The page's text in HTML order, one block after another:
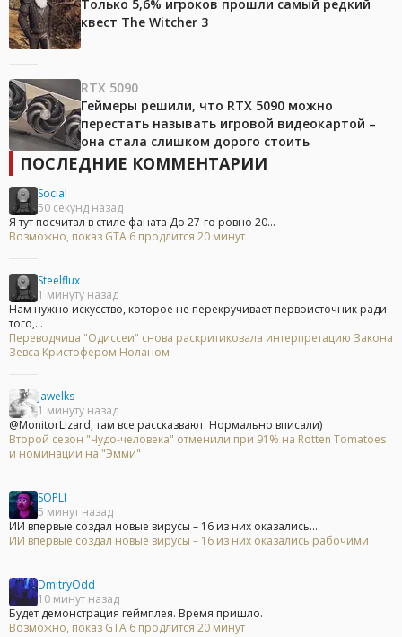
Только 5,6% игроков прошли самый редкий
квест The Witcher 3
RTX 5090
Геймеры решили, что RTX 5090 можно
перестать называть игровой видеокартой –
она стала слишком дорого стоить
ПОСЛЕДНИЕ КОММЕНТАРИИ
Social
50 секунд назад
Я тут посчитал в стиле фаната До 27-го ровно 20...
Возможно, показ GTA 6 продлится 20 минут
Steelflux
1 минуту назад
Нам нужно искусство, которое не перекручивает первоисточник ради
того,...
Переводчица "Одиссеи" снова раскритиковала интерпретацию Закона
Зевса Кристофером Ноланом
Jawelks
1 минуту назад
@MonitorLizard, там все рассказвают. Нормально вписали)
Второй сезон "Чудо-человека" отменили при 91% на Rotten Tomatoes
и номинации на "Эмми"
SOPLI
5 минут назад
ИИ впервые создал новые вирусы – 16 из них оказались...
ИИ впервые создал новые вирусы – 16 из них оказались рабочими
DmitryOdd
10 минут назад
Будет демонстрация геймплея. Время пришло.
Возможно, показ GTA 6 продлится 20 минут